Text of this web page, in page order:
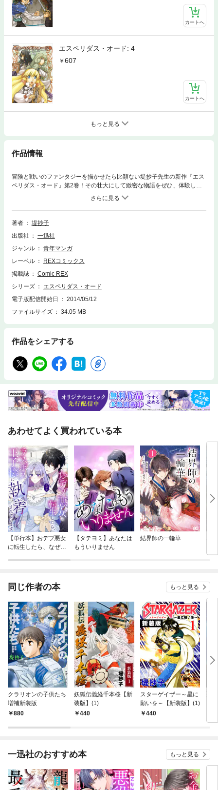
カートへ
エスペリダス・オード: 4
607
カートへ
もっと見る
作品情報
冒険と戦いのファンタジーを描かせたら比類ない堤抄子先生の新作『エス
ペリダス・オード』第2巻！その壮大にして緻密な物語をぜひ、体験して
著者
堤抄子
出版社
一迅社
ジャンル
青年マンガ
レーベル
REXコミックス
掲載誌
Comic REX
シリーズ
エスペリダス・オード
電子版配信開始日
2014/05/12
ファイルサイズ
34.05 MB
作品をシェアする
あわせてよく買われている本
【単行本】おデブ悪女
に転生したら、なぜか
【タテヨミ】あなたは
もういりません
結界師の一輪華
バ
今
同じ作者の本 もっと見る
クラリオンの子供たち
増補新装版
880
妖狐伝義経千本桜【新
装版】(1)
440
スターゲイザー～星に
願いを～【新装版】(1)
440
聖
一迅社のおすすめ本 もっと見る